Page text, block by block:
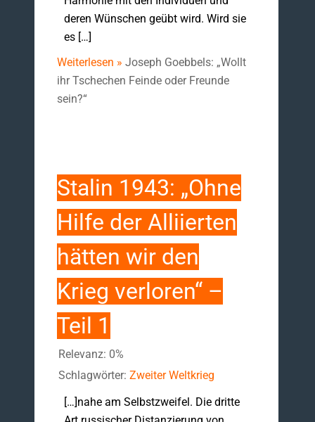
deren Wünschen geübt wird. Wird sie
es […]
Weiterlesen » Joseph Goebbels: „Wollt
ihr Tschechen Feinde oder Freunde
sein?“
Stalin 1943: „Ohne
Hilfe der Alliierten
hätten wir den
Krieg verloren“ –
Teil 1
Relevanz: 0%
Schlagwörter: Zweiter Weltkrieg
[…]nahe am Selbstzweifel. Die dritte